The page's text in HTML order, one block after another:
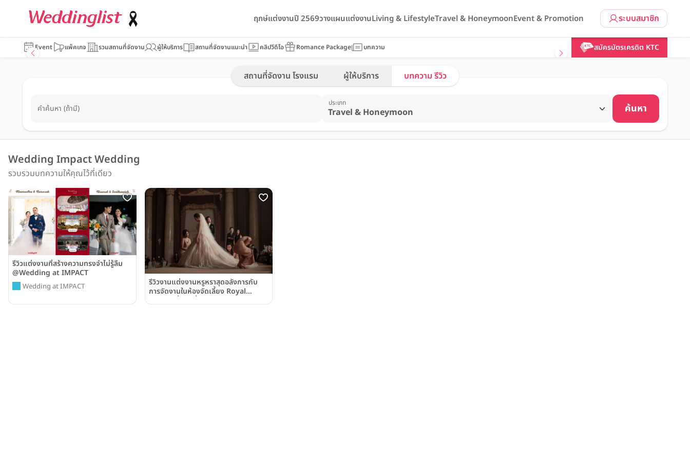
ระบบสมาชิก
ฤกษ์แต่งงานปี 2569วางแผนแต่งงานLiving & LifestyleTravel & HoneymoonEvent & Promotion
Event แพ็คเกจ รวมสถานที่จัดงาน ผู้ให้บริการ สถานที่จัดงานแนะนำ คลิปวีดีโอ Romance Package บทความ สมัครบัตรเครดิต KTC
สถานที่จัดงาน โรงแรม ผู้ให้บริการ บทความ รีวิว
คำค้นหา (ถ้ามี)
ประเภท ค้นหา
Wedding Impact Wedding
รวบรวมบทความให้คุณไว้ที่เดียว
รีวิวแต่งงานที่สร้างความทรงจำไม่รู้ลืม
@Wedding at IMPACT
Wedding at IMPACT
รีวิวงานแต่งงานหรูหราสุดอลังการกับ
การจัดงานในห้องจัดเลี้ยง Royal